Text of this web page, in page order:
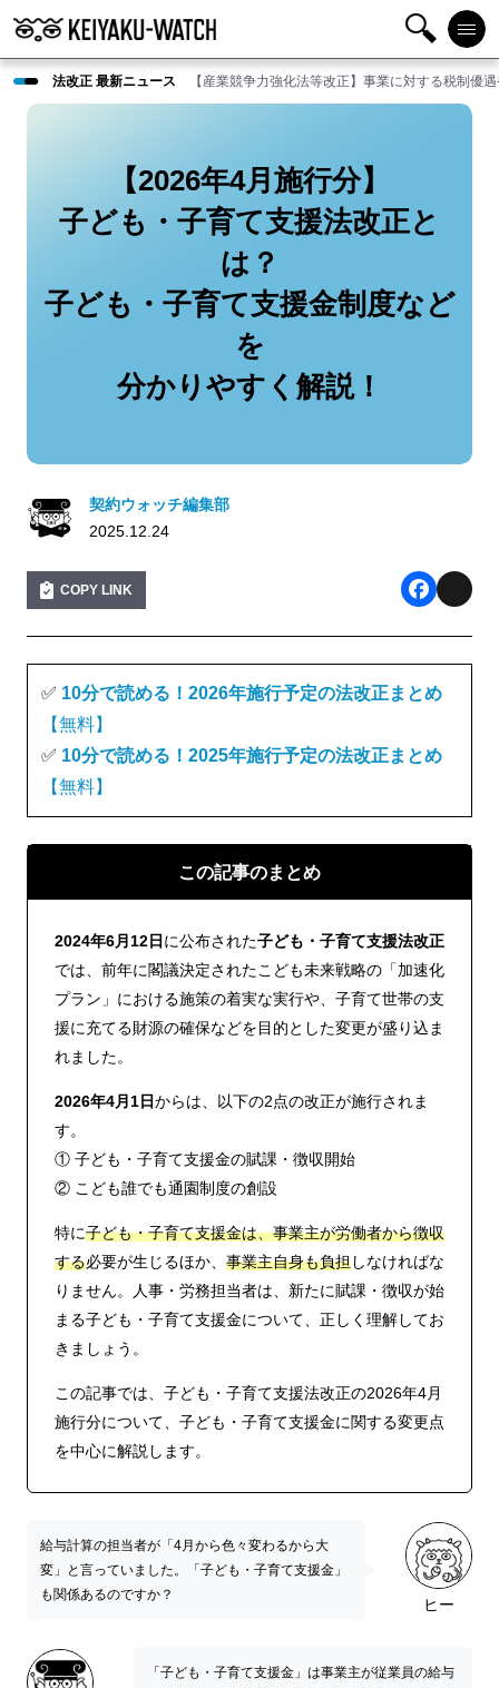
検
索
メニ
ュー
法改正 最新ニュース 【産業競争力強化法等改正】事業に対する税制優
【2026年4月施行分】
子ども・子育て支援法改正と
は？
子ども・子育て支援金制度など
を
分かりやすく解説！
契約ウォッチ編集部
2025.12.24
COPY LINK
a
c
b
o
✅ 10分で読める！2026年施行予定の法改正まとめ
【無料】
✅ 10分で読める！2025年施行予定の法改正まとめ
【無料】
この記事のまとめ
2024年6月12日 に公布された子ども・子育て支援法改正
では、前年に閣議決定されたこども未来戦略の「加速化
プラン」における施策の着実な実行や、子育て世帯の支
援に充てる財源の確保などを目的とした変更が盛り込ま
れました。
2026年4月1日からは、以下の2点の改正が施行されま
す。
① 子ども・子育て支援金の賦課・徴収開始
② こども誰でも通園制度の創設
特に子ども・子育て支援金は、事業主が労働者から徴収
する必要が生じるほか、 事業主自身も負担しなければな
りません。人事・労務担当者は、新たに賦課・徴収が始
まる子ども・子育て支援金について、正しく理解してお
きましょう。
この記事では、子ども・子育て支援法改正の2026年4月
施行分について、子ども・子育て支援金に関する変更点
を中心に解説します。
ヒー
給与計算の担当者が「4月から色々変わるから大
変」と言っていました。「子ども・子育て支援金」
も関係あるのですか？
「子ども・子育て支援金」は事業主が従業員の給与